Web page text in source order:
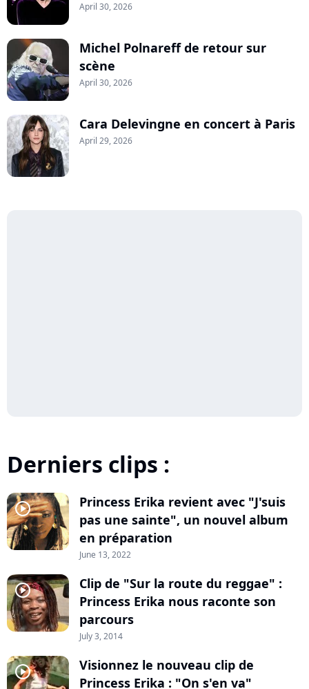
April 30, 2026
Michel Polnareff de retour sur
scène
April 30, 2026
Cara Delevingne en concert à Paris
April 29, 2026
Derniers clips :
player2
Princess Erika revient avec "J'suis
pas une sainte", un nouvel album
en préparation
June 13, 2022
player2
Clip de "Sur la route du reggae" :
Princess Erika nous raconte son
parcours
July 3, 2014
player2
Visionnez le nouveau clip de
Princess Erika : "On s'en va"